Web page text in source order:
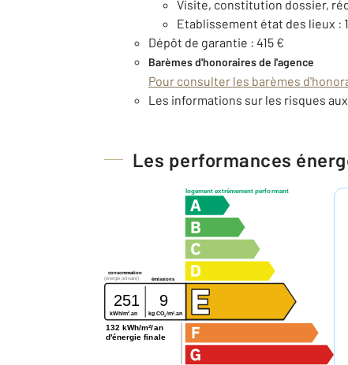
Visite, constitution dossier,
Etablissement état des lieux :
Dépôt de garantie : 415 €
Barèmes d'honoraires de l'agence
Pour consulter les barèmes
Les informations sur les risques
Les performances
logement extrêmement performant
consommation
émissions
(énergie primaire)
251 9
kWh/m2 .an kg CO2/m2 .an
132 kWh/m²/an
d'énergie finale